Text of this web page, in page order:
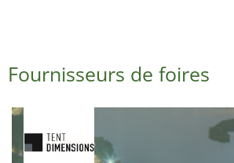
Fournisseurs de foires